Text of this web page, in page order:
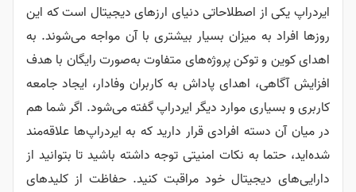
ایردراپ یکی از اصطلاحاتی دنیای ارزهای دیجیتال است که این
روزها افراد به میزان بسیار بیشتری با آن مواجه می‌شوند. به
اهدای کوین و توکن پروژه‌های متفاوت به‌صورت رایگان با هدف
افزایش آگاهی، اهدای پاداش به کاربران وفادار، ایجاد جامعه
کاربری و بسیاری موارد دیگر ایردراپ گفته می‌شود. اگر شما هم
در میان آن دسته افرادی قرار دارید که به ایردراپ‌ها علاقه‌مند
شده‌اید، حتما به نکات امنیتی توجه داشته باشید تا بتوانید از
دارایی‌های دیجیتال خود مراقبت کنید. حفاظت از کلیدهای